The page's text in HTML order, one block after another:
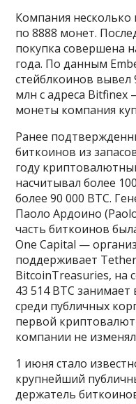
Компания несколько
по 8888 монет.
покупка совершена
года. По данным
стейблкоинов вывел
млн с адреса
монеты компания
Ранее
биткоинов из
году
насчитывал более
более 90 000 BTC.
Паоло Ардоино
часть биткоинов
One Capital —
поддерживает
BitcoinTreasuries, на
43 514 BTC
среди публичных
первой
компании не
1 июня стало
крупнейший
держатель